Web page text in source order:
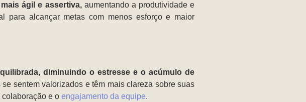
ágil e assertiva,aumentando a produtividade e
para alcançar metas com menos esforço e maior
diminuindo o estresse e o acúmulo de
sentem valorizados e têm mais clareza sobre suas
e o engajamento da equipe.